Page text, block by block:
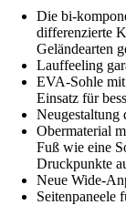
Die bi-
differenzierte
Geländearten
Lauffeeling
EVA-Sohle
Einsatz für
Neugestaltung
Obermaterial
Fuß wie eine
Druckpunkte
Neue Wide-
Seitenpaneele